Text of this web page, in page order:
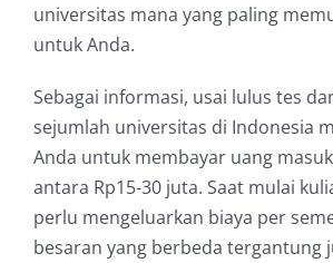
universitas mana yang paling
untuk Anda.
Sebagai informasi, usai lulus tes
sejumlah universitas di Indonesia
Anda untuk membayar uang
antara Rp15-30 juta. Saat mulai
perlu mengeluarkan biaya per
besaran yang berbeda tergantung